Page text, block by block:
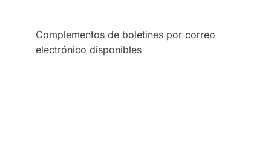
Complementos de boletines por correo
electrónico disponibles